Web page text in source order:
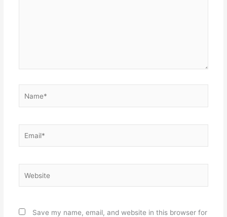
Save my name, email, and website in this browser for